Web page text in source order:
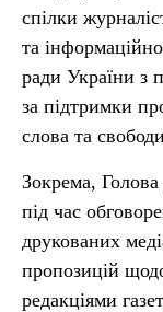
спілки
та
ради України з
за підтримки
слова та
Зокрема,
під час
друкованих
пропозицій
редакціями